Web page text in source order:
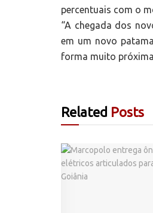
percentuais com o
“A chegada dos
em um novo
forma muito
Related Posts